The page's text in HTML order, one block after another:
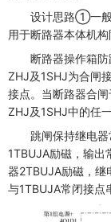
设计思路①一
用于断路器本体机构
断路器操作箱防
ZHJ及1SHJ为合闸
接点。当断路器合闸
ZHJ及1SHJ中的任
跳闸保持继电
1TBUJA励磁，输出
器2TBUJA励磁，继
与1TBUJA常闭接点